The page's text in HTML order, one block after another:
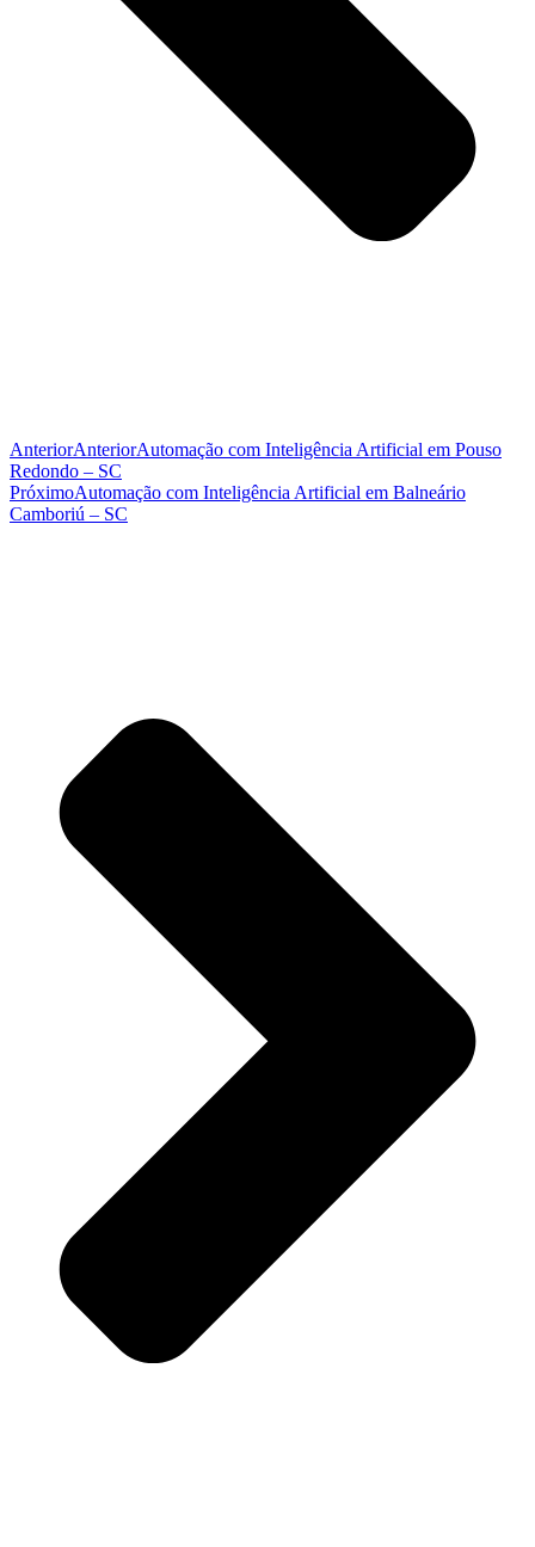
AnteriorAnteriorAutomação com Inteligência Artificial em Pouso
Redondo – SC
PróximoAutomação com Inteligência Artificial em Balneário
Camboriú – SC